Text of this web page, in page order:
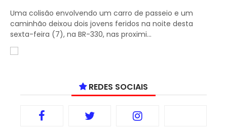
Uma colisão envolvendo um carro de passeio e um
caminhão deixou dois jovens feridos na noite desta
sexta-feira (7), na BR-330, nas proximi...
REDES SOCIAIS